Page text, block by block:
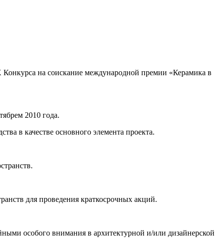
на соискание международной премии «Керамика в
2010 года.
в качестве основного элемента проекта.
для проведения краткосрочных акций.
особого внимания в архитектурной и/или дизайнерской